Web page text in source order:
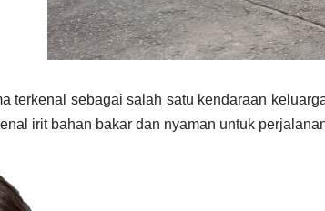
terkenal sebagai salah satu kendaraan
irit bahan bakar dan nyaman untuk